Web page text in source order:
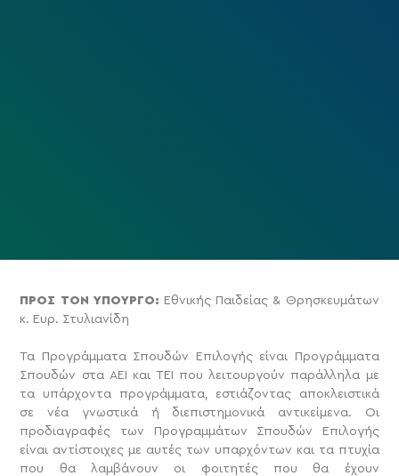
ΠΡΟΣ ΤΟΝ ΥΠΟΥΡΓΟ: Εθνικής Παιδείας & Θρησκευμάτων
κ. Ευρ. Στυλιανίδη
Τα Προγράμματα Σπουδών Επιλογής είναι Προγράμματα
Σπουδών στα ΑΕΙ και ΤΕΙ που λειτουργούν παράλληλα με
τα υπάρχοντα προγράμματα, εστιάζοντας αποκλειστικά
σε νέα γνωστικά ή διεπιστημονικά αντικείμενα. Οι
προδιαγραφές των Προγραμμάτων Σπουδών Επιλογής
είναι αντίστοιχες με αυτές των υπαρχόντων και τα πτυχία
που θα λαμβάνουν οι φοιτητές που θα έχουν